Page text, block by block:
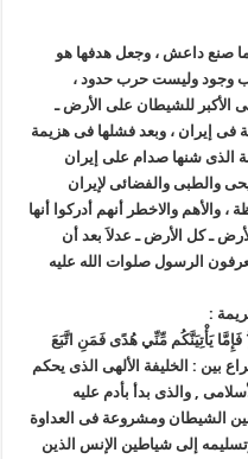
صنع داعش ، وجعل هدفها هو
وجود وليست حرب حدود ،
الأكبر للشيطان على الأرض ـ
فى إيران ، وبعد فشلها فى هزيمة
الذى شنها صدام على إيران
والطبى والفضائى لإيران
، والأهم والاخطر أنهم أدركوا أنها
ـ كل الأرض ـ عدلاَ بعد أن
الرسول صلوات الله عليه
:
يَأْتِيَنَّكُم مِّنِّي هُدًى فَمَنِ اتَّبَعَ
بين : الخليفة الألهى الذى يحكم
, والذى بدأ بأدم عليه
الشيطان ومشروعة فى العداوة
إلى شياطين الإنس الذين